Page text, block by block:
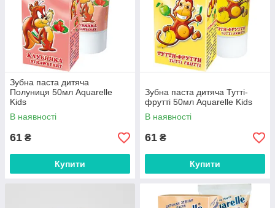
Зубна паста дитяча
Полуниця 50мл Aquarelle
Kids
В наявності
61 ₴
Купити
Зубна паста дитяча Тутті-
фрутті 50мл Aquarelle Kids
В наявності
61 ₴
Купити